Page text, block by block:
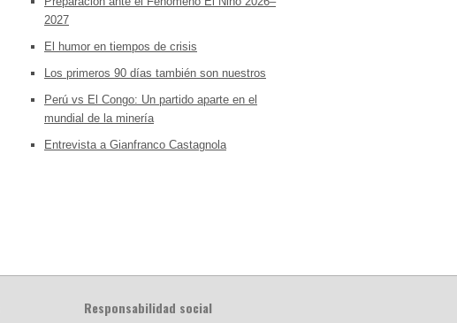
2027
El humor en tiempos de crisis
Los primeros 90 días también son nuestros
Perú vs El Congo: Un partido aparte en el
mundial de la minería
Entrevista a Gianfranco Castagnola
Responsabilidad social